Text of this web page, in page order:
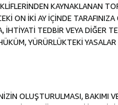
KAYNAKLANAN
ON İKİ AY İÇİNDE
İHTİYATİ TEDBİR VEYA DİĞER
YÜRÜRLÜKTEKİ
OLUŞTURULMASI, BAKIMI